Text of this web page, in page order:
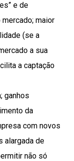
e de
maior
(se a
a sua
a captação
ganhos
da
com novos
alargada de
não só